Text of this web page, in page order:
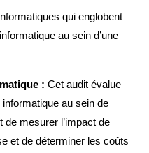
qui englobent
au sein d’une
: Cet audit évalue
informatique au sein de
de mesurer l’impact de
et de déterminer les coûts